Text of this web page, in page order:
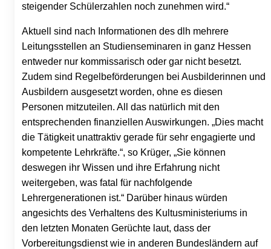
steigender Schülerzahlen noch zunehmen wird.“
Aktuell sind nach Informationen des dlh mehrere
Leitungsstellen an Studienseminaren in ganz Hessen
entweder nur kommissarisch oder gar nicht besetzt.
Zudem sind Regelbeförderungen bei Ausbilderinnen und
Ausbildern ausgesetzt worden, ohne es diesen
Personen mitzuteilen. All das natürlich mit den
entsprechenden finanziellen Auswirkungen. „Dies macht
die Tätigkeit unattraktiv gerade für sehr engagierte und
kompetente Lehrkräfte.“, so Krüger, „Sie können
deswegen ihr Wissen und ihre Erfahrung nicht
weitergeben, was fatal für nachfolgende
Lehrergenerationen ist.“ Darüber hinaus würden
angesichts des Verhaltens des Kultusministeriums in
den letzten Monaten Gerüchte laut, dass der
Vorbereitungsdienst wie in anderen Bundesländern auf